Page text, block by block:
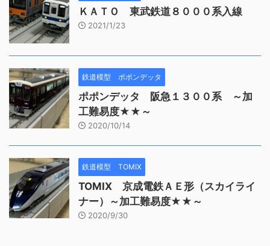
ＫＡＴＯ 東武鉄道８０００系入線
2021/1/23
鉄道模型 ポポンデッタ
ポポンデッタ 阪急１３００系 ～加
工難易度★★～
2020/10/14
鉄道模型 TOMIX
TOMIX 京成電鉄ＡＥ形（スカイライ
ナー）～加工難易度★★～
2020/9/30